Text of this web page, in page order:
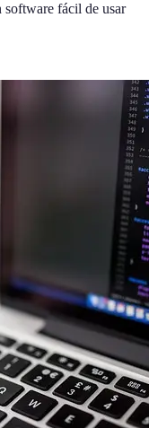
software fácil de usar